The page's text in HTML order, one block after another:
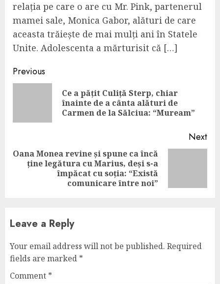
relația pe care o are cu Mr. Pink, partenerul
mamei sale, Monica Gabor, alături de care
aceasta trăiește de mai mulți ani în Statele
Unite. Adolescenta a mărturisit că […]
Continue
Reading
Previous
Ce a pățit Culiță Sterp, chiar
înainte de a cânta alături de
Carmen de la Sălciua: “Muream”
Next
Next
Oana Monea revine și spune ca încă
ține legătura cu Marius, deși s-a
împăcat cu soția: “Există
comunicare între noi”
Leave a Reply
Your email address will not be published. Required
fields are marked *
Comment *